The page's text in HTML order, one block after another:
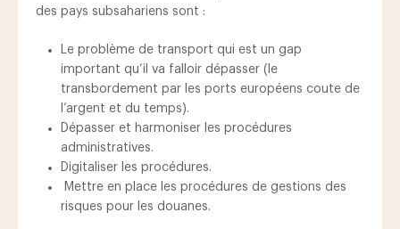
des pays subsahariens sont :
Le problème de transport qui est un gap
important qu’il va falloir dépasser (le
transbordement par les ports européens coute de
l’argent et du temps).
Dépasser et harmoniser les procédures
administratives.
Digitaliser les procédures.
Mettre en place les procédures de gestions des
risques pour les douanes.